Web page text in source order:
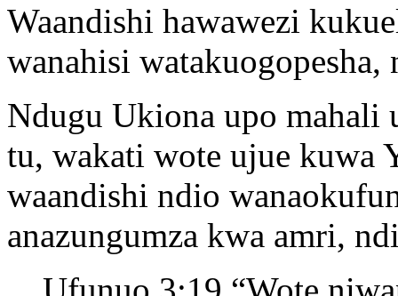
Waandishi hawawezi
wanahisi
Ndugu Ukiona upo mahali
tu, wakati wote ujue kuwa
waandishi ndio
anazungumza kwa amri,